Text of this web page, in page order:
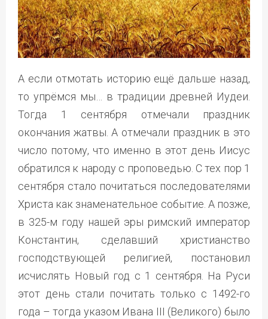
А если отмотать историю ещё дальше назад,
то упрёмся мы… в традиции древней Иудеи.
Тогда 1 сентября отмечали праздник
окончания жатвы. А отмечали праздник в это
число потому, что именно в этот день Иисус
обратился к народу с проповедью. С тех пор 1
сентября стало почитаться последователями
Христа как знаменательное событие. А позже,
в 325-м году нашей эры римский император
Константин, сделавший христианство
господствующей религией, постановил
исчислять Новый год с 1 сентября. На Руси
этот день стали почитать только с 1492-го
года – тогда указом Ивана III (Великого) было